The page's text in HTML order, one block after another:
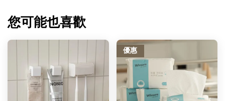
您可能也喜歡
優惠